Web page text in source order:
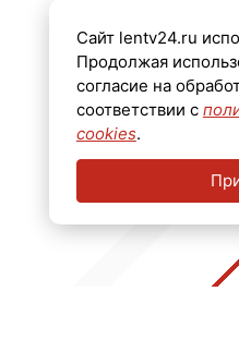
Телефон: +7
Email:
Размещение
Сайт lentv24.ru
Продолжая
согласие на
соответствии с
cookies.